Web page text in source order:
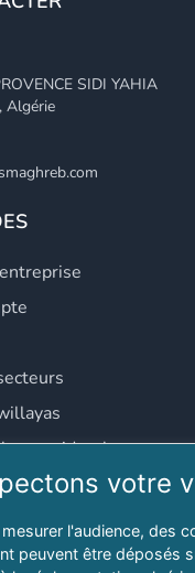
SIDI YAHIA
Algérie
guide-alger.com
SOCIAUXvotre
l'audience, des
peuvent être déposés